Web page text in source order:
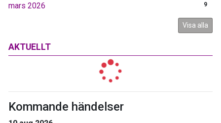
mars 2026 9
Visa alla
AKTUELLT
Kommande händelser